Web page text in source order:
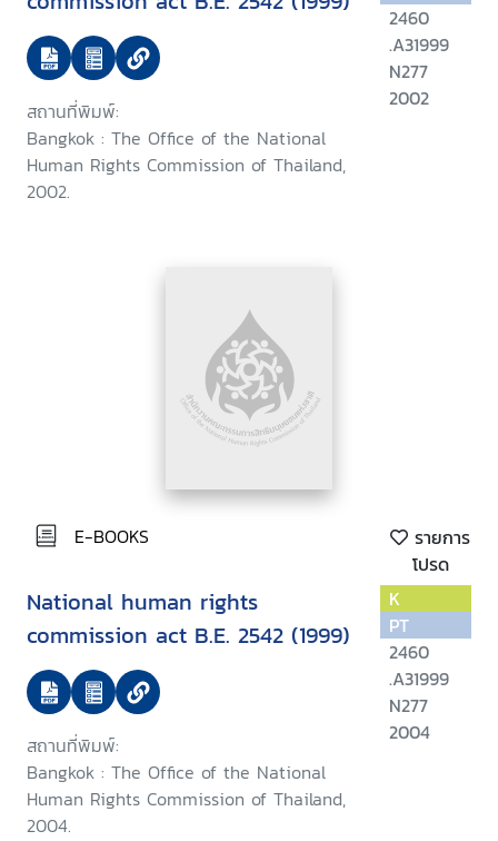
สถานที่พิมพ์:
Bangkok : The Office of the National
Human Rights Commission of Thailand,
2002.
2460
.A31999
N277
2002
E-BOOKS
รายการ
โปรด
National human rights
commission act B.E. 2542 (1999)
สถานที่พิมพ์:
Bangkok : The Office of the National
Human Rights Commission of Thailand,
2004.
K
PT
2460
.A31999
N277
2004